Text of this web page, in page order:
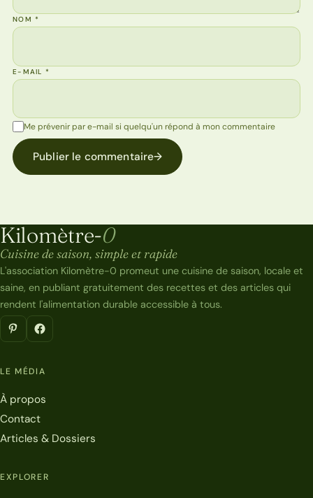
NOM*
E-MAIL*
Me prévenir par e-mail si quelqu'un répond à mon commentaire
Publier le commentaire→
Kilomètre-0
Kilomètre-0
Cuisine de saison, simple et rapide
L'association Kilomètre-0 promeut une cuisine de saison, locale et
saine, en publiant gratuitement des recettes et des articles qui
rendent l'alimentation durable accessible à tous.
LE MÉDIA
À propos
Contact
Articles & Dossiers
EXPLORER